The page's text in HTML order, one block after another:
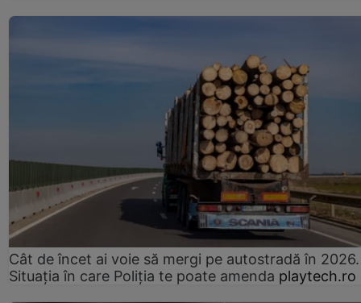
Cât de încet ai voie să mergi pe autostradă în 2026.
Situația în care Poliția te poate amenda playtech.ro